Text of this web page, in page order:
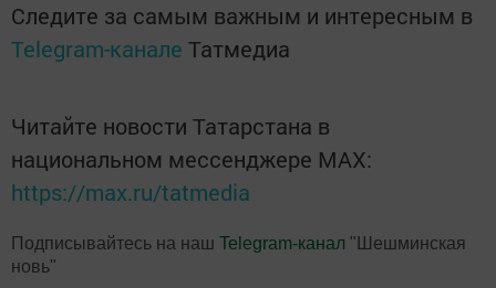
Следите за самым важным и интересным в
Telegram-канале Татмедиа
Читайте новости Татарстана в
национальном мессенджере MАХ:
https://max.ru/tatmedia
Подписывайтесь на наш Telegram-канал "Шешминская
новь"